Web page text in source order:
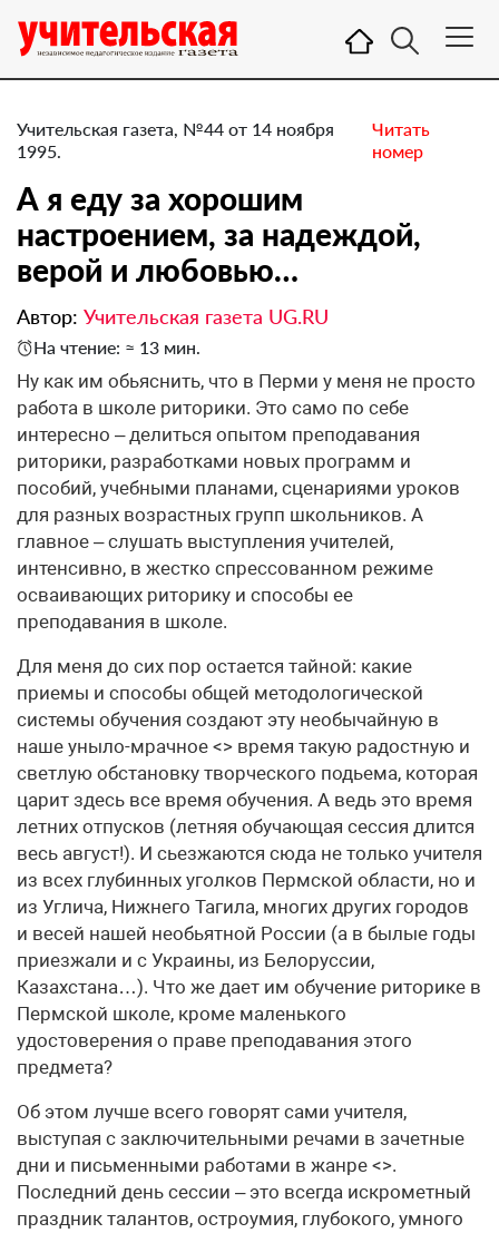
Учительская газета, №44 от 14 ноября
1995.
Читать
номер
А я еду за хорошим
настроением, за надеждой,
верой и любовью…
Автор: Учительская газета UG.RU
На чтение: ≈ 13 мин.
Ну как им обьяснить, что в Перми у меня не просто
работа в школе риторики. Это само по себе
интересно – делиться опытом преподавания
риторики, разработками новых программ и
пособий, учебными планами, сценариями уроков
для разных возрастных групп школьников. А
главное – слушать выступления учителей,
интенсивно, в жестко спрессованном режиме
осваивающих риторику и способы ее
преподавания в школе.
Для меня до сих пор остается тайной: какие
приемы и способы общей методологической
системы обучения создают эту необычайную в
наше уныло-мрачное <> время такую радостную и
светлую обстановку творческого подьема, которая
царит здесь все время обучения. А ведь это время
летних отпусков (летняя обучающая сессия длится
весь август!). И сьезжаются сюда не только учителя
из всех глубинных уголков Пермской области, но и
из Углича, Нижнего Тагила, многих других городов
и весей нашей необьятной России (а в былые годы
приезжали и с Украины, из Белоруссии,
Казахстана…). Что же дает им обучение риторике в
Пермской школе, кроме маленького
удостоверения о праве преподавания этого
предмета?
Об этом лучше всего говорят сами учителя,
выступая с заключительными речами в зачетные
дни и письменными работами в жанре <>.
Последний день сессии – это всегда искрометный
праздник талантов, остроумия, глубокого, умного